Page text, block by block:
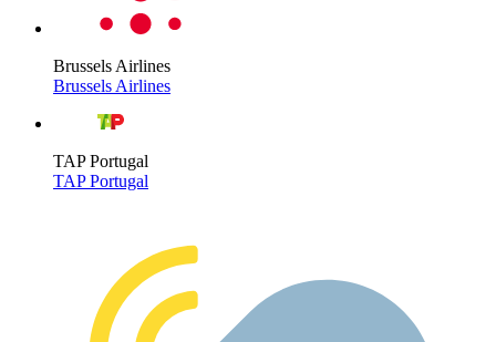
Brussels Airlines
Brussels Airlines
TAP Portugal
TAP Portugal